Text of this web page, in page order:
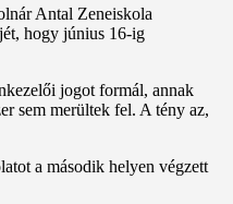
Antal Zeneiskola
hogy június 16-ig
jogot formál, annak
sem merültek fel. A tény az,
a második helyen végzett